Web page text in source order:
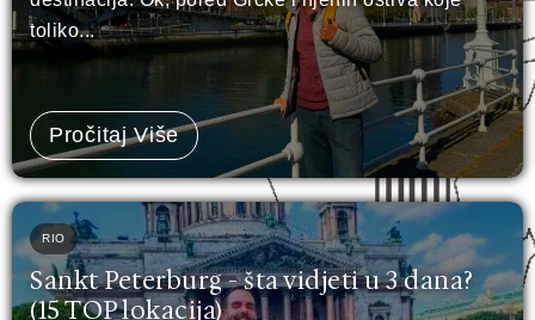
toliko...
Pročitaj Više
RIO
Sankt Peterburg - šta vidjeti u 3 dana?
(15 TOP lokacija)